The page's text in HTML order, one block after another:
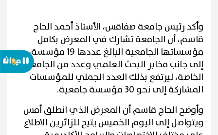
وأكد رئيس جامعة صفاقس، الأستاذ أحمد الحاج
قاسم، أن الجامعة تشارك في المعرض بكامل
مؤسساتها الجامعية البالغ عددها 19 مؤسسة،
إلى جانب مخابر البحث العلمي وعدد من الجامعات
الخاصة، ليرتفع بذلك العدد الجملي للمؤسسات
المشاركة إلى نحو 30 مؤسسة جامعية.
وأوضح الحاج قاسم أن المعرض الذي انطلق أمس
ويتواصل إلى اليوم الخميس يتيح للزائرين الاطلاع